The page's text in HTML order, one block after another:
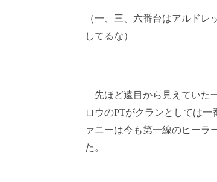
（一、三、六番台はアルド
してるな）
先ほど遠目から見えていた
ロウのPTがクランとしては
ァニーは今も第一線のヒーラ
た。